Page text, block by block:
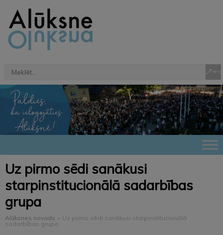
Uz pirmo sēdi sanākusi
starpinstitucionālā sadarbības
grupa
Alūksnes novads > Uz pirmo sēdi sanākusi starpinstitucionālā
sadarbības grupa